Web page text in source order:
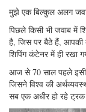
मुझे एक बिल्कुल अलग
पिछले किसी भी जवाब में
है, जिस पर बैठे हैं,
शिपिंग कंटेनर में ही रखा
आज से 70 साल पहले इसी
जिसने विश्व की
सब एक अधीर हो रहे